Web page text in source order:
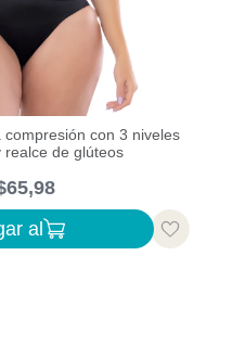
con 3 niveles
realce de glúteos
65,98
al